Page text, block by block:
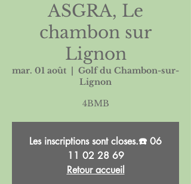
ASGRA, Le
chambon sur
Lignon
mar. 01 août
Golf du Chambon-sur-
Lignon
4BMB
Les inscriptions sont closes.☎️ 06
11 02 28 69
Retour accueil